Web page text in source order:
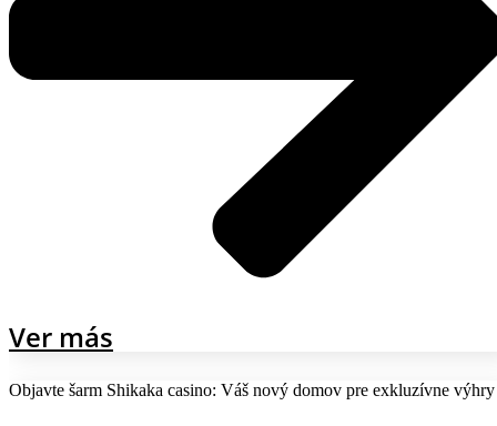
Ver más
Objavte šarm Shikaka casino: Váš nový domov pre exkluzívne výhry